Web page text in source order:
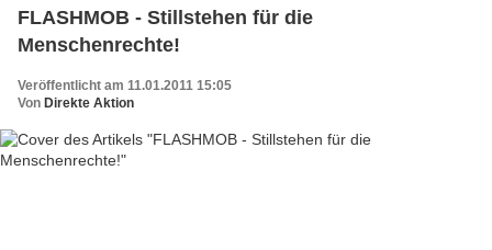
FLASHMOB - Stillstehen für die
Menschenrechte!
Veröffentlicht am 11.01.2011 15:05
Von Direkte Aktion